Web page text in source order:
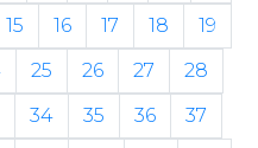
15 16 17 18
19
25 26 27
28
34 35 36
37